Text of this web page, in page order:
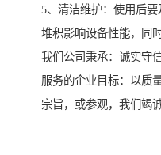
5、清洁维护：使用后
堆积影响设备性能，同
我们公司秉承：诚实守
服务的企业目标：以质
宗旨，或参观，我们竭